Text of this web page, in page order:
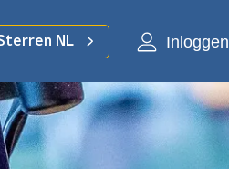
NL Inloggen